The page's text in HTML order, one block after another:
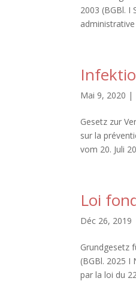
2003 (BGBl. I
Mai 9, 2020 |
Gesetz zur
sur la
vom 20. Juli
Loi
Déc 26, 2019
Grundgesetz
(BGBl. 2025 I
par la loi du